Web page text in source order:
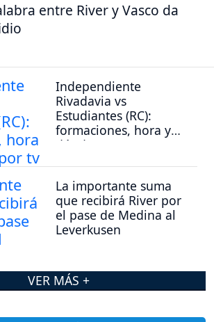
entre River y Vasco da
Independiente
Rivadavia vs
Estudiantes (RC):
formaciones, hora y
dónde ver por tv
La importante suma
que recibirá River por
el pase de Medina al
Leverkusen
VER MÁS +